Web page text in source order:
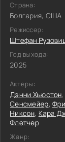
Страна:
Болгария, США
Режиссер:
Штефан
Год выхода:
2025
Актеры:
Дэнни Хьюстон,
Сенсмейер,
Никсон, Кара
Флетчер
Жанр: